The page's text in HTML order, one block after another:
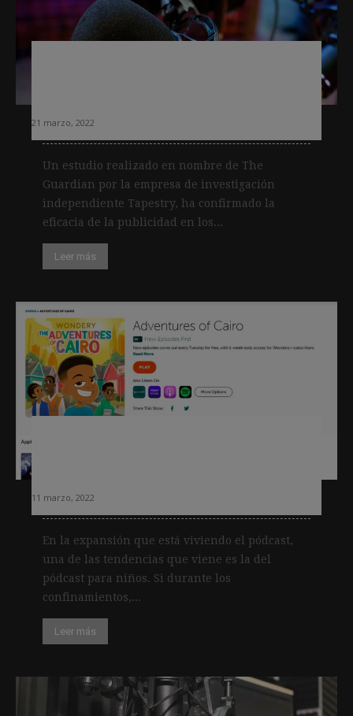
21 marzo, 2022
Un estudio realizado en nombre de The
Guardian por la empresa de investigación
independiente Tapestry, ha confirmado la
eficacia de la publicidad en los...
Leer más
11 marzo, 2022
En la expansión que está viviendo el pódcast,
una de las tendencias que viene es la del
pódcast para niños. Si durante los
confinamientos,...
Leer más